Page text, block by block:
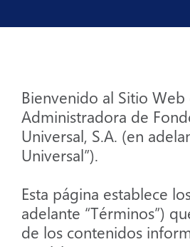
al
Sobre
Nosotros
arrow_forward_ios
Nuestros
arrow_forward_ios
Bienvenido al Sitio Web
Administradora de
Universal, S.A. (en
Universal”).
Esta página establece
adelante “Términos”)
de los contenidos